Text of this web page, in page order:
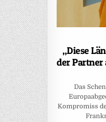
„Diese
der Partner
Das
Kompromiss